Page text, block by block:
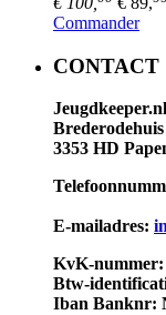
Commander
CONTACT
Jeugdkeeper.nl
Brederodehuis
3353 HD
E-mailadres:
KvK-nummer:
Btw-
Iban Banknr: